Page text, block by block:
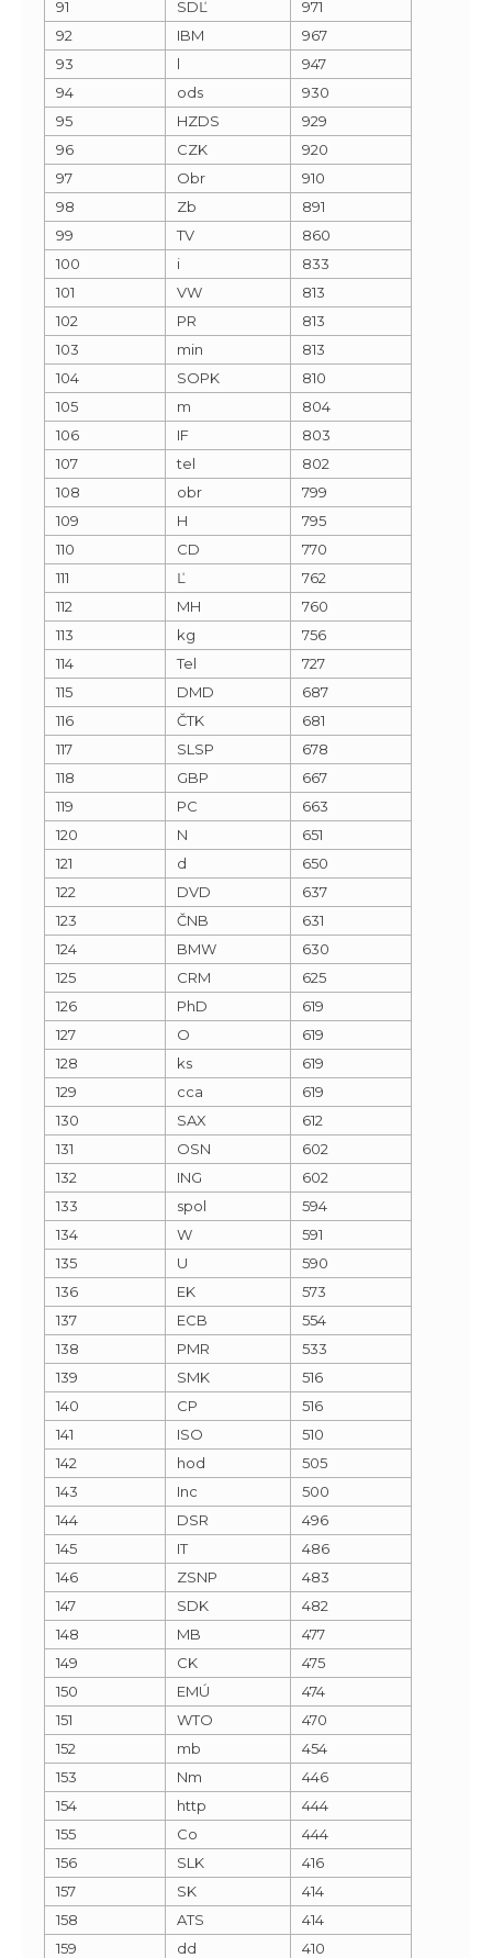
91 SDĽ
971
92
IBM
967
93
l
947
94
ods
930
95
HZDS
929
96
CZK
920
97
Obr
910
98
Zb
891
99
TV
860
100
i
833
101
VW
813
102
PR
813
103
min
813
104
SOPK
810
105
m
804
106
IF
803
107
tel
802
108
obr
799
109
H
795
110
CD
770
111
Ľ
762
112
MH
760
113
kg
756
114
Tel
727
115
DMD
687
116
ČTK
681
117
SLSP
678
118
GBP
667
119
PC
663
120
N
651
121
d
650
122
DVD
637
123
ČNB
631
124
BMW
630
125
CRM
625
126
PhD
619
127
O
619
128
ks
619
129
cca
619
130
SAX
612
131
OSN
602
132
ING
602
133
spol
594
134
W
591
135
U
590
136
EK
573
137
ECB
554
138
PMR
533
139
SMK
516
140
CP
516
141
ISO
510
142
hod
505
143
Inc
500
144
DSR
496
145
IT
486
146
ZSNP
483
147
SDK
482
148
MB
477
149
CK
475
150
EMÚ
474
151
WTO
470
152
mb
454
153
Nm
446
154
http
444
155
Co
444
156
SLK
416
157
SK
414
158
ATS
414
159
dd
410